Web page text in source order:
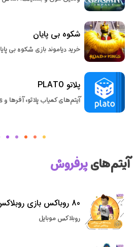
شکوه بی پایان
خرید دیاموند بازی شکوه بی
پلاتو PLATO
آیتم‌های کمیاب پلاتو، آفرها و pips
آیتم‌هایپرفروش
80 روباکس بازی روبلاکس
روبلاکس موبایل